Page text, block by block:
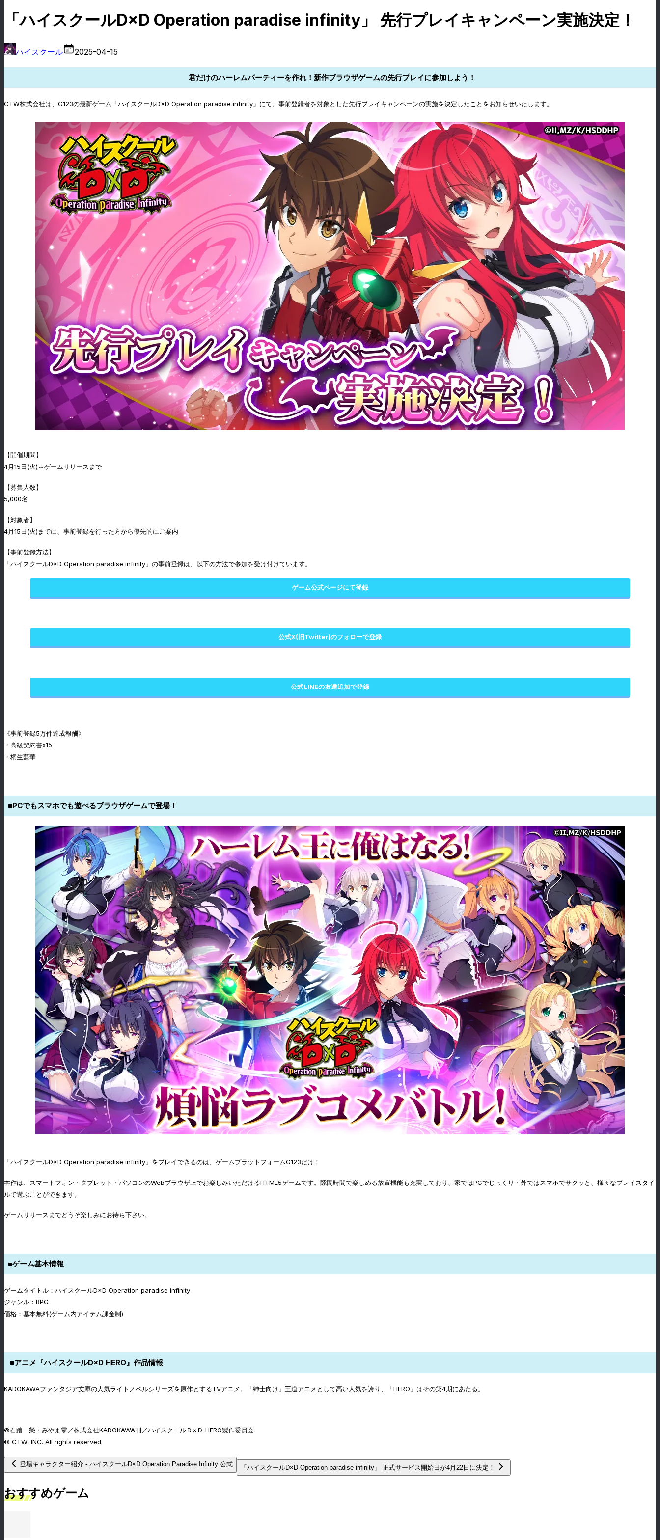
「ハイスクールD×D Operation paradise infinity」 先行プレイキャンペーン実施決定！
ハイスクール 2025-04-15
君だけのハーレムパーティーを作れ！新作ブラウザゲームの先行プレイに参加しよう！
CTW株式会社は、G123の最新ゲーム「ハイスクールD×D Operation paradise infinity」にて、事前登録者を対象とした先行プレイキャンペーンの実施を決定したことをお知らせいたします。
【開催期間】
4月15日(火)～ゲームリリースまで
【募集人数】
5,000名
【対象者】
4月15日(火)までに、事前登録を行った方から優先的にご案内
【事前登録方法】
「ハイスクールD×D Operation paradise infinity」の事前登録は、以下の方法で参加を受け付けています。
ゲーム公式ページにて登録
公式X(旧Twitter)のフォローで登録
公式LINEの友達追加で登録
《事前登録5万件達成報酬》
・高級契約書x15
・桐生藍華
■PCでもスマホでも遊べるブラウザゲームで登場！
「ハイスクールD×D Operation paradise infinity」をプレイできるのは、ゲームプラットフォームG123だけ！
本作は、スマートフォン・タブレット・パソコンのWebブラウザ上でお楽しみいただけるHTML5ゲームです。隙間時間で楽しめる放置機能も充実しており、家ではPCでじっくり・外ではスマホでサクッと、様々なプレイスタイ
ルで遊ぶことができます。
ゲームリリースまでどうぞ楽しみにお待ち下さい。
■ゲーム基本情報
ゲームタイトル：ハイスクールD×D Operation paradise infinity
ジャンル：RPG
価格：基本無料(ゲーム内アイテム課金制)
■アニメ『ハイスクールD×D HERO』作品情報
KADOKAWAファンタジア文庫の人気ライトノベルシリーズを原作とするTVアニメ。「紳士向け」王道アニメとして高い人気を誇り、「HERO」はその第4期にあたる。
©石踏一榮・みやま零／株式会社KADOKAWA刊／ハイスクールＤ×Ｄ HERO製作委員会
© CTW, INC. All rights reserved.
登場キャラクター紹介 - ハイスクールD×D Operation Paradise Infinity 公式 「ハイスクールD×D Operation paradise infinity」 正式サービス開始日が4月22日に決定！
おすすめゲーム